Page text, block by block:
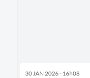
30 JAN 2026 - 16h08